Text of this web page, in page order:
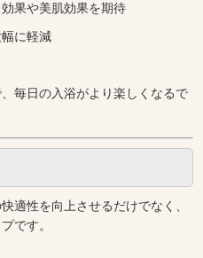
果や美肌効果を期待
に軽減
毎日の入浴がより楽しくなるで
適性を向上させるだけでなく、
です。